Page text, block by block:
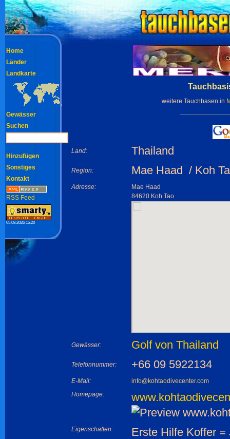
weitere Tauchbasen in
Land: Thailand
Region: Mae Haad / Koh
Adresse:
Mae Haad
84620 Koh Tao
Gewässer: Golf von Thailand
Telefonnummer: +66 09 5922134
E-Mail:
info@kohtaodivecenter.com
Homepage:
Eigenschaften:
Erste Hilfe Koffer =
Home
Länder
Landkarte
Gewässer
Suchen
Hinzufügen
Sonstiges
Kontakt
RSS Feed
05.08.2026 15:20